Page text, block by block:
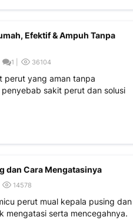
Efektif & Ampuh Tanpa
1 | 36104
perut yang aman tanpa
sakit perut dan solusi
dan Cara Mengatasinya
14578
perut mual kepala pusing dan
mengatasi serta mencegahnya.